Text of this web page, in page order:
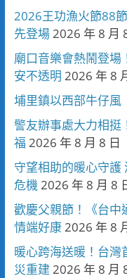
2026王功漁火節88
先登場2026 年 8 月
廟口音樂會熱鬧登場
安不透明 2026 年 8
埔里鎮以西部牛仔
警友辦事處大力相挺
福 2026 年 8 月 8 日
守望相助的暖心守護
危機2026 年 8 月 8
歡慶父親節！《台中
情端好康2026 年 8
暖心跨海送暖！台
災重建 2026 年 8 月